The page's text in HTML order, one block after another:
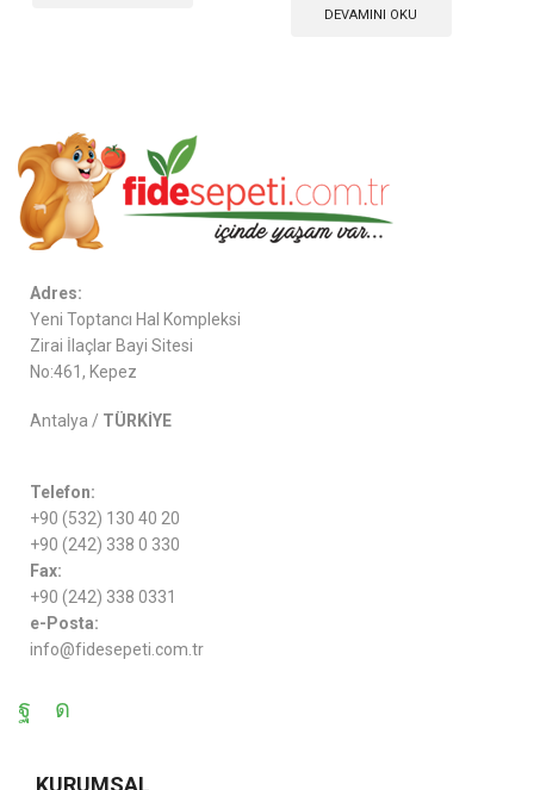
DEVAMINI OKU
Adres:
Yeni Toptancı Hal Kompleksi
Zirai İlaçlar Bayi Sitesi
No:461, Kepez
Antalya / TÜRKİYE
Telefon:
+90 (532) 130 40 20
+90 (242) 338 0 330
Fax:
+90 (242) 338 0331
e-Posta:
info@fidesepeti.com.tr
KURUMSAL